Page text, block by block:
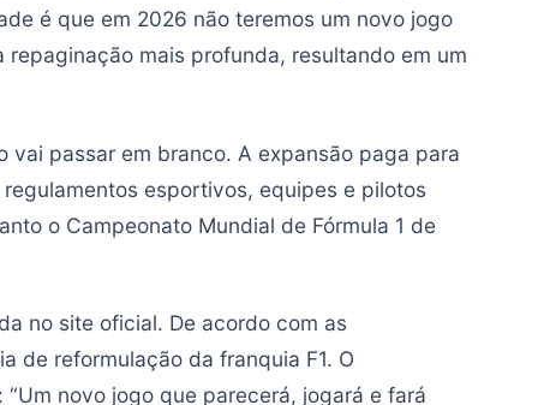
é que em 2026 não teremos um novo jogo
mais profunda, resultando em um
passar em branco. A expansão paga para
esportivos, equipes e pilotos
o Campeonato Mundial de Fórmula 1 de
no site oficial. De acordo com as
de reformulação da franquia F1. O
novo jogo que parecerá, jogará e fará